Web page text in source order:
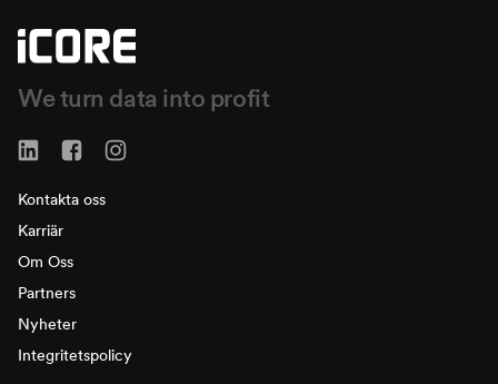
We turn data into profit
Kontakta oss
Karriär
Om Oss
Partners
Nyheter
Integritetspolicy